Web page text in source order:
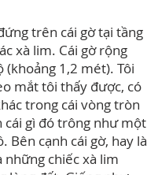
trên cái gờ tại tầng
xà lim. Cái gờ rộng
(khoảng 1,2 mét). Tôi
mắt tôi thấy được, có
trong cái vòng tròn
cái gì đó trông như một
Bên cạnh cái gờ, hay là
những chiếc xà lim